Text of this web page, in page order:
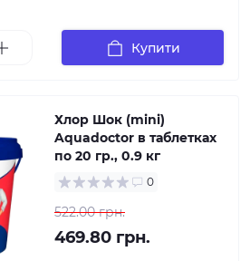
Купити
Хлор Шок (mini)
Aquadoctor в таблетках
по 20 гр., 0.9 кг
0
522.00 грн.
469.80 грн.